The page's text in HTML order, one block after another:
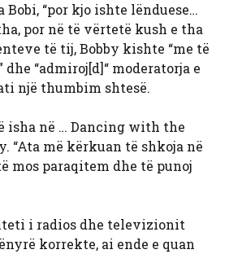
Bobi, “por kjo ishte lënduese…
por në të vërtetë kush e tha
të tij, Bobby kishte “me të
“admiroj[d]“ moderatorja e
një thumbim shtesë.
isha në … Dancing with the
“Ata më kërkuan të shkoja në
mos paraqitem dhe të punoj
i radios dhe televizionit
korrekte, ai ende e quan